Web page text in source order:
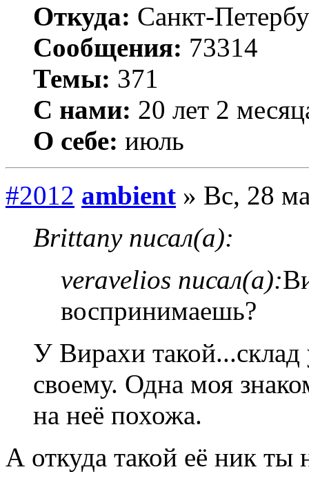
Откуда: Санкт-
Сообщения: 73314
Темы: 371
С нами: 20 лет 2
О себе: июль
#2012 ambient » Вс, 28
Brittany писал(а):
veravelios писал(а):
воспринимаешь?
У Вирахи
своему. Одна моя
на неё похожа.
А откуда такой её ник ты